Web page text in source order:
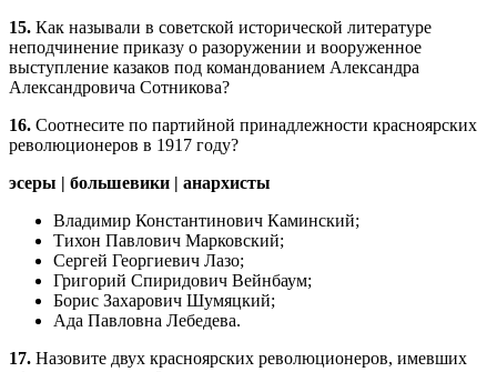
15. Как называли в советской исторической литературе
неподчинение приказу о разоружении и вооруженное
выступление казаков под командованием Александра
Александровича Сотникова?
16. Соотнесите по партийной принадлежности красноярских
революционеров в 1917 году?
эсеры | большевики | анархисты
Владимир Константинович Каминский;
Тихон Павлович Марковский;
Сергей Георгиевич Лазо;
Григорий Спиридович Вейнбаум;
Борис Захарович Шумяцкий;
Ада Павловна Лебедева.
17. Назовите двух красноярских революционеров, имевших